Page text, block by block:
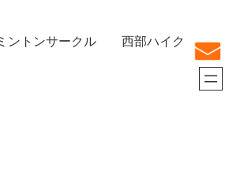
ントンサークル 西部ハイク